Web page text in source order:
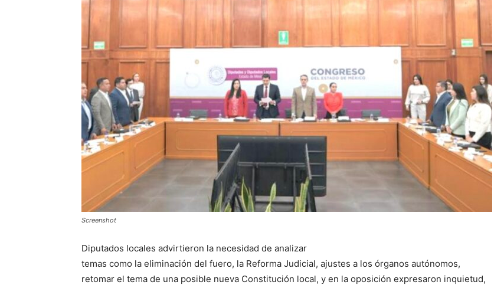
Screenshot
Diputados locales advirtieron la necesidad de analizar
temas como la eliminación del fuero, la Reforma Judicial, ajustes a los órganos autónomos,
retomar el tema de una posible nueva Constitución local, y en la oposición expresaron inquietud,